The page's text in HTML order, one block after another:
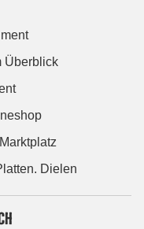
Überblick
Dielen